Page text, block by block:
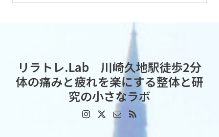
リラトレ.Lab 川崎久地駅徒歩2分
体の痛みと疲れを楽にする整体と研
究の小さなラボ